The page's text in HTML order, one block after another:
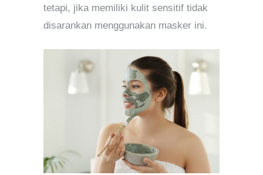
tetapi, jika memiliki kulit sensitif tidak
disarankan menggunakan masker ini.